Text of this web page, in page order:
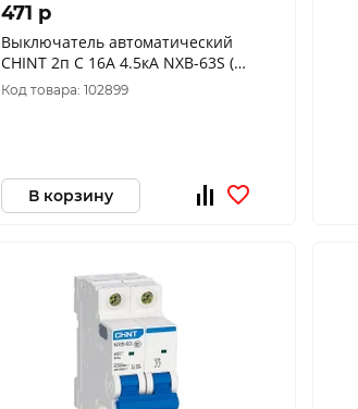
471 p
Выключатель автоматический
CHINT 2п C 16А 4.5кА NXB-63S (R)
296788
Код товара: 102899
В корзину